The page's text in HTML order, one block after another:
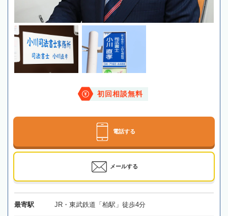
初回相談無料
電話する
メールする
最寄駅 JR・東武鉄道「柏駅」徒歩4分